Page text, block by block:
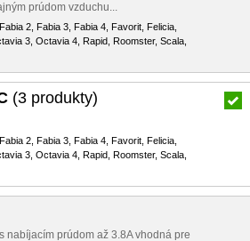
prúdom vzduchu...
2, Fabia 3, Fabia 4, Favorit, Felicia,
3, Octavia 4, Rapid, Roomster, Scala,
(3 produkty)
2, Fabia 3, Fabia 4, Favorit, Felicia,
3, Octavia 4, Rapid, Roomster, Scala,
nabíjacím prúdom až 3.8A vhodná pre